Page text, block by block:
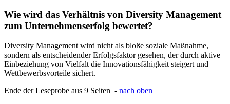
Wie wird das Verhältnis von Diversity Management
zum Unternehmenserfolg bewertet?
Diversity Management wird nicht als bloße soziale Maßnahme,
sondern als entscheidender Erfolgsfaktor gesehen, der durch aktive
Einbeziehung von Vielfalt die Innovationsfähigkeit steigert und
Wettbewerbsvorteile sichert.
Ende der Leseprobe aus 9 Seiten - nach oben